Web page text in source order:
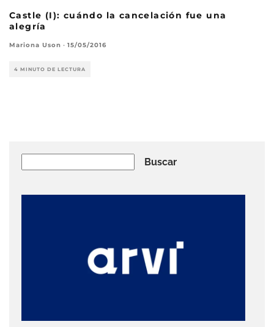
Castle (I): cuándo la cancelación fue una
alegría
Mariona Uson · 15/05/2016
4 MINUTO DE LECTURA
Buscar